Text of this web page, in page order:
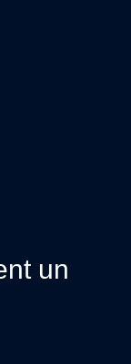
un